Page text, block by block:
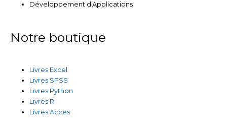
Développement d'Applications
Notre boutique
Livres Excel
Livres SPSS
Livres Python
Livres R
Livres Acces